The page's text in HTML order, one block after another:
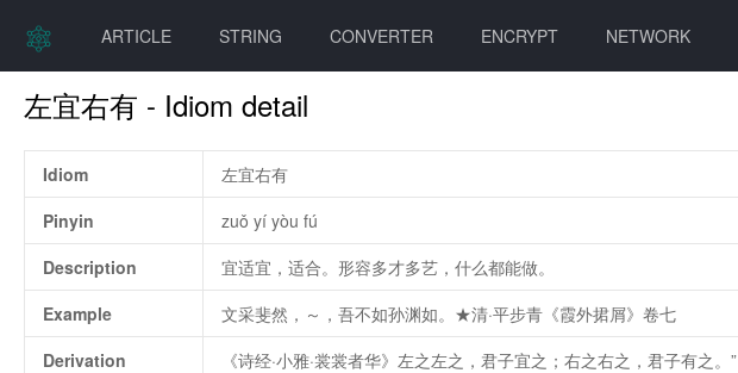
ARTICLE STRING CONVERTER ENCRYPT NETWORK
左宜右有 - Idiom detail
Idiom
左宜右有
Pinyin
zuǒ yí yòu fú
Description
宜适宜，适合。形容多才多艺，什么都能做。
Example
文采斐然，～，吾不如孙渊如。★清·平步青《霞外捃屑》卷七
Derivation
《诗经·小雅·裳裳者华》左之左之，君子宜之；右之右之，君子有之。”